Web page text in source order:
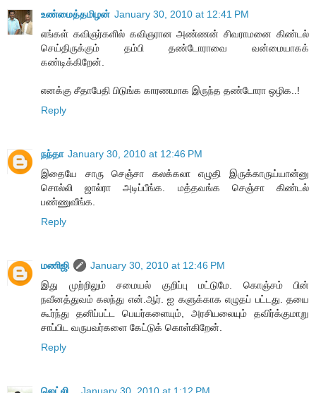
உண்மைத்தமிழன் January 30, 2010 at 12:41 PM
எங்கள் கவிஞர்களில் கவிஞரான அண்ணன் சிவராமனை கிண்டல்
செய்திருக்கும் தம்பி தண்டோராவை வன்மையாகக்
கண்டிக்கிறேன்.
எனக்கு சீதாபேதி பிடுங்க காரணமாக இருந்த தண்டோரா ஒழிக..!
Reply
நந்தா January 30, 2010 at 12:46 PM
இதையே சாரு செஞ்சா கலக்கலா எழுதி இருக்காருய்யான்னு
சொல்லி ஜால்ரா அடிப்பீங்க. மத்தவங்க செஞ்சா கிண்டல்
பண்ணுவீங்க.
Reply
மணிஜி
January 30, 2010 at 12:46 PM
இது முற்றிலும் சமையல் குறிப்பு மட்டுமே. கொஞ்சம் பின்
நவீனத்துவம் கலந்து என்.ஆர். ஐ களுக்காக எழுதப் பட்டது. தயை
கூர்ந்து தனிப்பட்ட பெயர்களையும், அரசியலையும் தவிர்க்குமாறு
சாப்பிட வருபவர்களை கேட்டுக் கொள்கிறேன்.
Reply